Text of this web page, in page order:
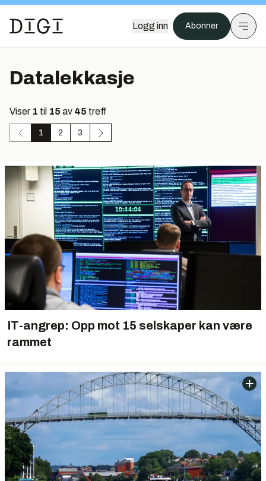
Logg inn Abonner
Datalekkasje
Viser 1 til 15 av 45 treff
1 2 3
IT-angrep: Opp mot 15 selskaper kan være
rammet